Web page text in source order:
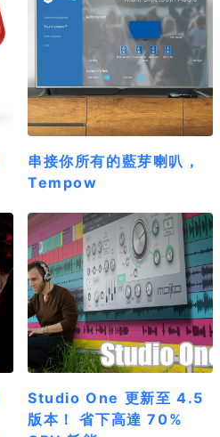
串接你所有的藍芽喇叭，
Tempow
Studio One 更新至 4.5
版本！ 省下高達 70%